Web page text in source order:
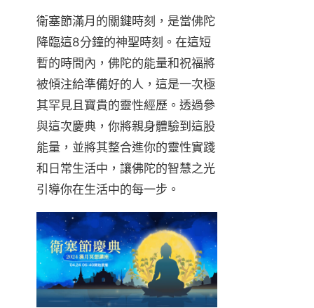
衛塞節滿月的關鍵時刻，是當佛陀
降臨這8分鐘的神聖時刻。在這短
暫的時間內，佛陀的能量和祝福將
被傾注給準備好的人，這是一次極
其罕見且寶貴的靈性經歷。透過參
與這次慶典，你將親身體驗到這股
能量，並將其整合進你的靈性實踐
和日常生活中，讓佛陀的智慧之光
引導你在生活中的每一步。